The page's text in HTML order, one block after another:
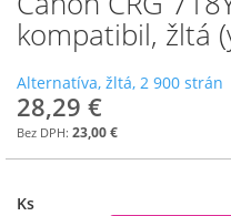
kompatibil, žltá
Alternatíva, žltá, 2 900 strán
28,29 €
23,00 €
Ks
na
začiatok
obrázkov